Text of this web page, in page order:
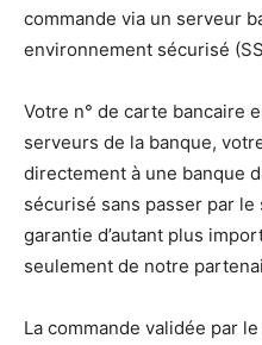
commande via un serveur
environnement sécurisé
Votre n° de carte bancaire
serveurs de la banque,
directement à une banque
sécurisé sans passer par
garantie d’autant plus
seulement de notre
La commande validée par